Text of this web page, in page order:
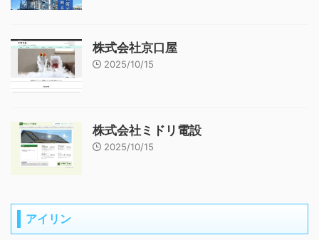
株式会社京口屋
2025/10/15
株式会社ミドリ電設
2025/10/15
アイリン